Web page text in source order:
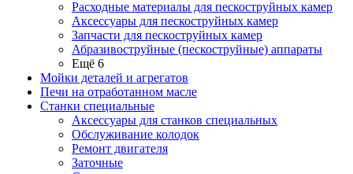
Расходные материалы для пескоструйных камер
Аксессуары для пескоструйных камер
Запчасти для пескоструйных камер
Абразивоструйные (пескоструйные) аппараты
Ещё 6
Мойки деталей и агрегатов
Печи на отработанном масле
Станки специальные
Аксессуары для станков специальных
Обслуживание колодок
Ремонт двигателя
Заточные